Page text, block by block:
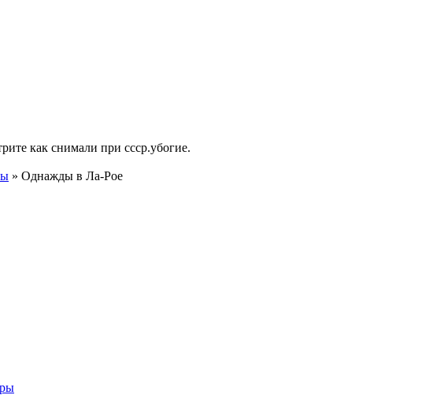
как снимали при ссср.убогие.
» Однажды в Ла-Рое